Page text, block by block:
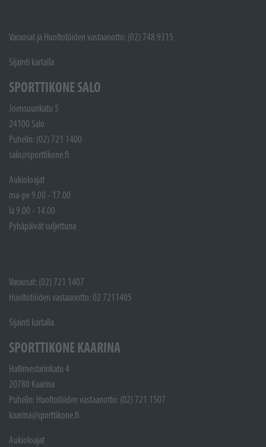
Varaosat ja Huoltotöiden vastaanotto: (02) 748 9315
Sijainti kartalla
SPORTTIKONE SALO
Joensuunkatu 5
24100 Salo
Puhelin: (02) 721 1400
salo@sporttikone.fi
Aukioloajat
ma-pe 9.00 - 17.00
la 9.00 - 14.00
Pyhäpäivät suljettuna
Varaosat: (02) 721 1407
Huoltotöiden vastaanotto: 02 7211405
Sijainti kartalla
SPORTTIKONE KAARINA
Hallimestarinkatu 4
20780 Kaarina
Puhelin: Huoltotöiden vastaanotto: (02) 721 1507
kaarina@sporttikone.fi
Aukioloajat